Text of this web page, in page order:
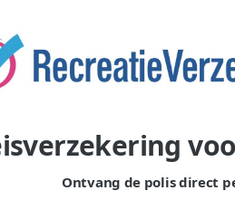
Ontvang de polis direct